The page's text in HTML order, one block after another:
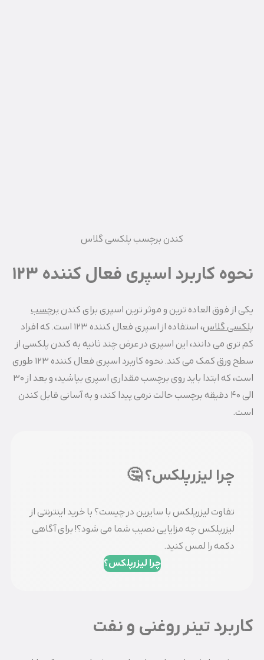
کندن برچسب پلکسی گلاس
نحوه کاربرد اسپری فعال کننده ۱۲۳
یکی از فوق العاده ترین و موثر ترین اسپری برای کندنبرچسب
پلکسی گلاس
، استفاده از اسپری فعال کننده ۱۲۳ است. که افراد
کم تری می دانند، این اسپری در عرض چند ثانیه به کندن پلکسی از
سطح ورق کمک می کند. نحوه کاربرد اسپری فعال کننده ۱۲۳ طوری
است، که ابتدا باید روی برچسب مقداری اسپری بپاشید، و بعد از ۳۰
الی ۴۰ دقیقه برچسب حالت نرمی پیدا کند، و به آسانی قابل کندن
است.
چرا لیزرپلکس؟ 🤔
تفاوت لیزرپلکس با سایرین در چیست؟ با خرید اینترنتی از
لیزرپلکس چه مزایایی نصیب شما می شود؟! برای آگاهی
دکمه را لمس کنید.
چرا لیزرپلکس؟
کاربرد تینر روغنی و نفت